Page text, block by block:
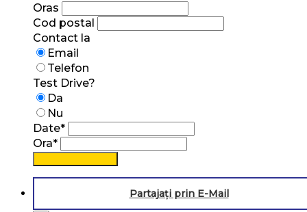
Oras
Cod postal
Contact la
Email
Telefon
Test Drive?
Da
Nu
Date*
Ora*
Partajați prin E-Mail